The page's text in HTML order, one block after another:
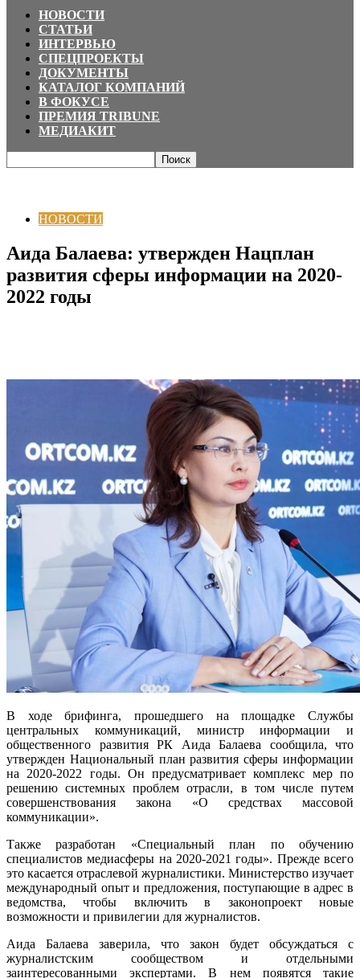
НОВОСТИ
СТАТЬИ
ИНТЕРВЬЮ
СПЕЦПРОЕКТЫ
ДОКУМЕНТЫ
КАТАЛОГ КОМПАНИЙ
В ФОКУСЕ
ПРЕМИЯ TRIBUNE
МЕДИАКИТ
НОВОСТИ
Аида Балаева: утвержден Нацплан
развития сферы информации на 2020-
2022 годы
В ходе брифинга, прошедшего на площадке Службы
центральных коммуникаций, министр информации и
общественного развития РК Аида Балаева сообщила, что
утвержден Национальный план развития сферы информации
на 2020-2022 годы. Он предусматривает комплекс мер по
решению системных проблем отрасли, в том числе путем
совершенствования закона «О средствах массовой
коммуникации».
Также разработан «Специальный план по обучению
специалистов медиасферы на 2020-2021 годы». Прежде всего
это касается отраслевой журналистики. Министерство изучает
международный опыт и предложения, поступающие в адрес в
ведомства, чтобы включить в законопроект новые
возможности и привилегии для журналистов.
Аида Балаева заверила, что закон будет обсуждаться с
журналистским сообществом и отдельными
заинтересованными экспертами. В нем появятся такие